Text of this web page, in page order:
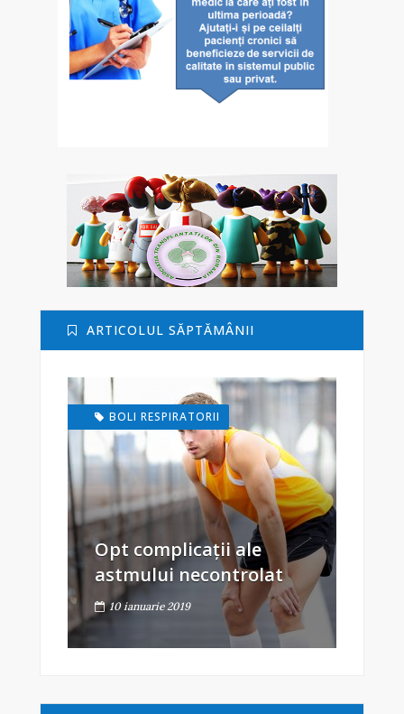
ARTICOLUL SĂPTĂMÂNII
BOLI RESPIRATORII
Opt complicații ale
astmului necontrolat
10 ianuarie 2019